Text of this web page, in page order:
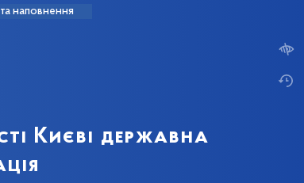
наповнення
Києві державна